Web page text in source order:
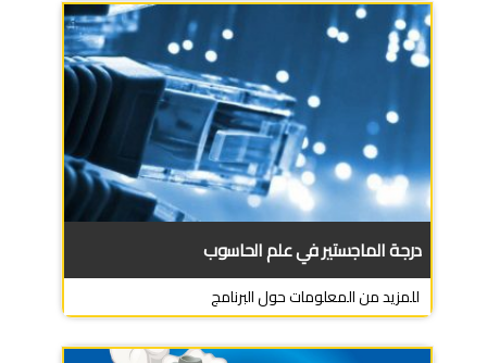
درجة الماجستير في علم الحاسوب
للمزيد من المعلومات حول البرنامج